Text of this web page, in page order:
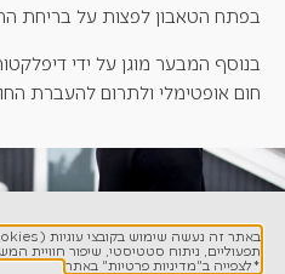
בפתח הטאבון לפצות על בריחת
בנוסף המבער מוגן על ידי
חום אופטימלי ולתרום להעברת
תפעוליים, ניתוח סטטיסטי, שיפור חוויית
*לצפייה ב"מדיניות פרטיות" באתר